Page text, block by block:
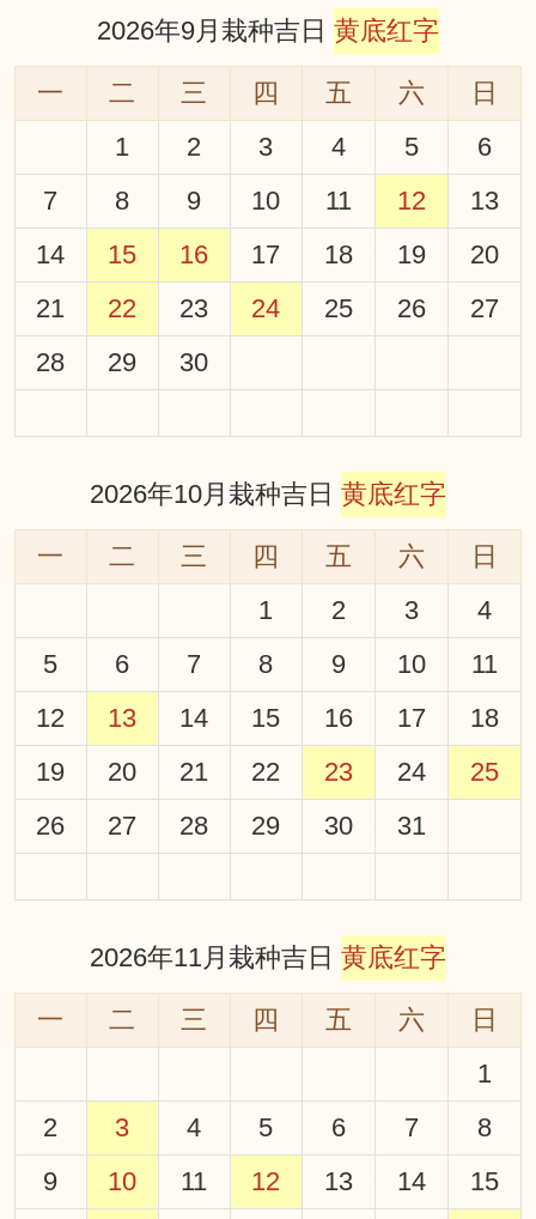
2026年9月栽种吉日 黄底红字
一 二 三 四 五 六
日
1
2 3 4 5
6
7
8 9 10 11 12
13
14
15 16 17 18 19
20
21
22 23 24 25 26
27
28
29 30
2026年10月栽种吉日 黄底红字
一 二 三 四 五 六
日
1
2 3
4
5
6 7 8 9 10
11
12
13 14 15 16 17
18
19
20 21 22 23 24
25
26
27 28 29 30 31
2026年11月栽种吉日 黄底红字
一 二 三 四 五 六
日
1
2
3 4 5 6 7
8
9
10 11 12 13 14
15